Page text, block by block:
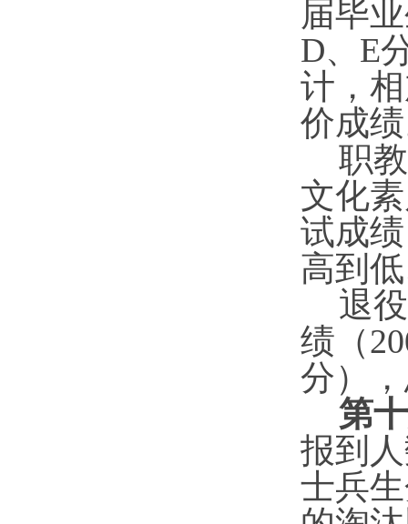
届毕
D、 E
计，
价成绩
职
文化
试成
高到
退
绩（
分）
第十
报到
士兵生